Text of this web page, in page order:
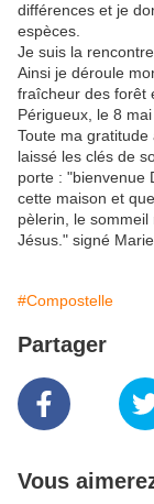
différences et je
espèces.
Je suis la
Ainsi je déroule
fraîcheur des forêt
Périgueux, le 8
Toute ma
laissé les clés de
porte : "bienvenue
cette maison et
pèlerin, le
Jésus." signé
#Compostelle
Partager
Vous